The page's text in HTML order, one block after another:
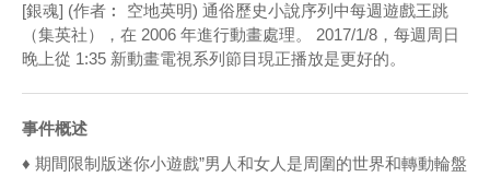
[銀魂] (作者︰ 空地英明) 通俗歷史小說序列中每週遊戲王跳
（集英社），在 2006 年進行動畫處理。 2017/1/8，每週周日
晚上從 1:35 新動畫電視系列節目現正播放是更好的。
事件概述
♦ 期間限制版迷你小遊戲”男人和女人是周圍的世界和轉動輪盤